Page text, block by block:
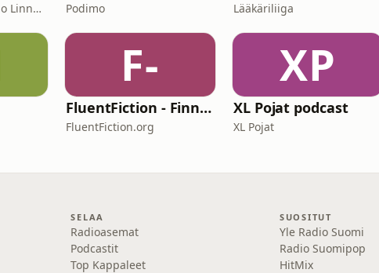
Anni Ihamäki & Jaajo Linnonmaa/ Podme Podimo Lääkäriliiga
F-
FluentFiction - Finnish
FluentFiction.org
XP
XL Pojat podcast
XL Pojat
SELAA
Radioasemat
Podcastit
Top Kappaleet
SUOSITUT
Yle Radio Suomi
Radio Suomipop
HitMix